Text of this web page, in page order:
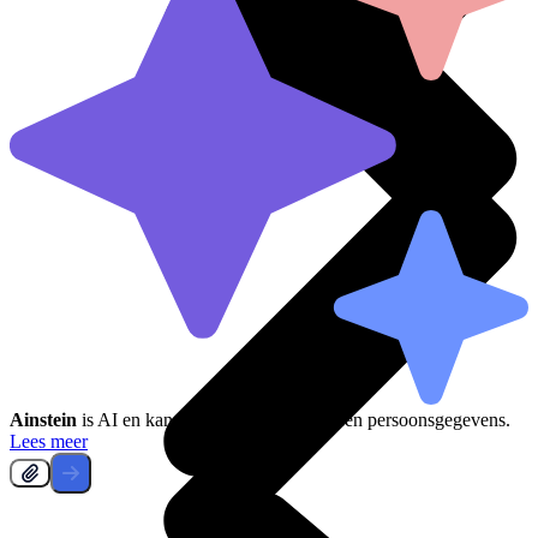
Ainstein is AI en kan fouten maken, deel geen persoonsgegevens.
Lees meer